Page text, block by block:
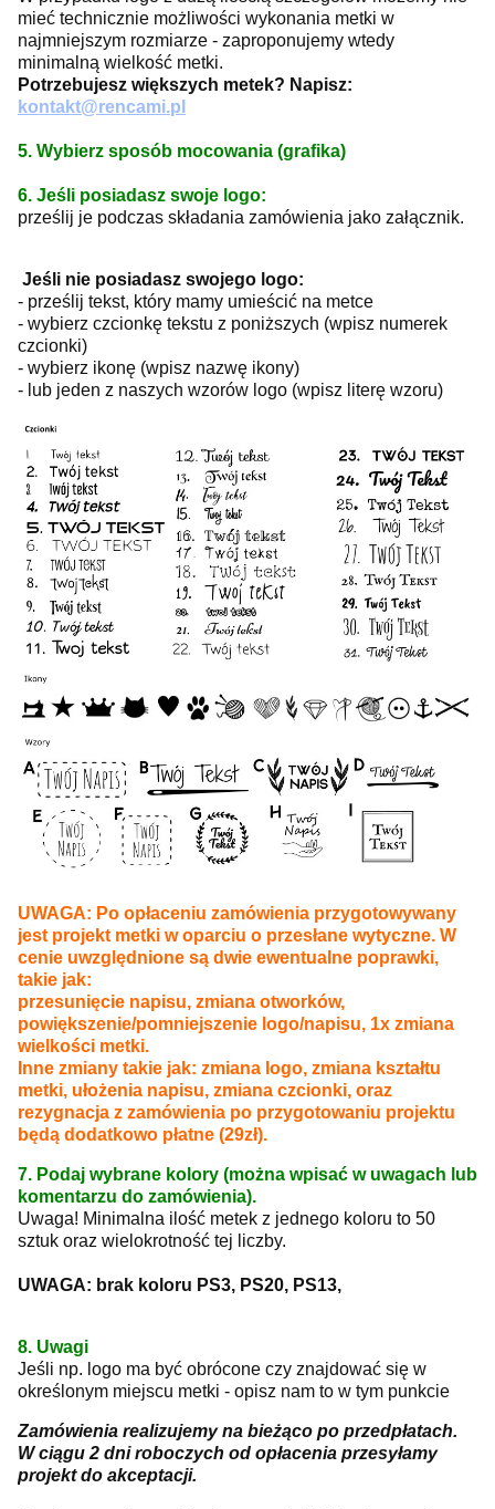
mieć technicznie możliwości wykonania metki w
najmniejszym rozmiarze - zaproponujemy wtedy
minimalną wielkość metki.
Potrzebujesz większych metek? Napisz:
kontakt@rencami.pl
5. Wybierz sposób mocowania (grafika)
6. Jeśli posiadasz swoje logo:
prześlij je podczas składania zamówienia jako załącznik.
Jeśli nie posiadasz swojego logo:
- prześlij tekst, który mamy umieścić na metce
- wybierz czcionkę tekstu z poniższych (wpisz numerek
czcionki)
- wybierz ikonę (wpisz nazwę ikony)
- lub jeden z naszych wzorów logo (wpisz literę wzoru)
UWAGA: Po opłaceniu zamówienia przygotowywany
jest projekt metki w oparciu o przesłane wytyczne. W
cenie uwzględnione są dwie ewentualne poprawki,
takie jak:
przesunięcie napisu, zmiana otworków,
powiększenie/pomniejszenie logo/napisu, 1x zmiana
wielkości metki.
Inne zmiany takie jak: zmiana logo, zmiana kształtu
metki, ułożenia napisu, zmiana czcionki, oraz
rezygnacja z zamówienia po przygotowaniu projektu
będą dodatkowo płatne (29zł).
7. Podaj wybrane kolory (można wpisać w uwagach lub
komentarzu do zamówienia).
Uwaga! Minimalna ilość metek z jednego koloru to 50
sztuk oraz wielokrotność tej liczby.
UWAGA: brak koloru PS3, PS20, PS13,
8. Uwagi
Jeśli np. logo ma być obrócone czy znajdować się w
określonym miejscu metki - opisz nam to w tym punkcie
Zamówienia realizujemy na bieżąco po przedpłatach.
W ciągu 2 dni roboczych od opłacenia przesyłamy
projekt do akceptacji.